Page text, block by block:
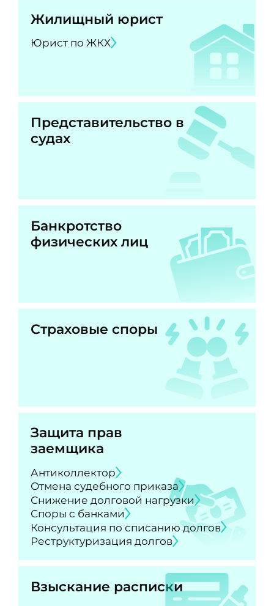
Жилищный юрист
Юрист по ЖКХ
Представительство в
судах
Банкротство
физических лиц
Страховые споры
Защита прав
заемщика
Антиколлектор
Отмена судебного приказа
Снижение долговой нагрузки
Споры с банками
Консультация по списанию долгов
Реструктуризация долгов
Взыскание расписки